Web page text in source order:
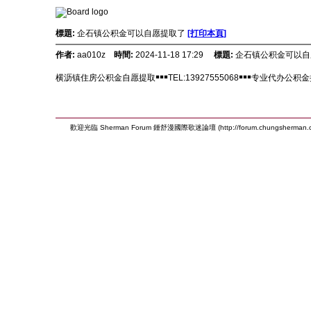
標題: 企石镇公积金可以自愿提取了 [打印本頁]
作者: aa010z 時間: 2024-11-18 17:29 標題: 企石镇公积金可以
横沥镇住房公积金自愿提取￭￭￭TEL:13927555068￭￭￭专业代办公积
歡迎光臨 Sherman Forum 鍾舒漫國際歌迷論壇 (http://